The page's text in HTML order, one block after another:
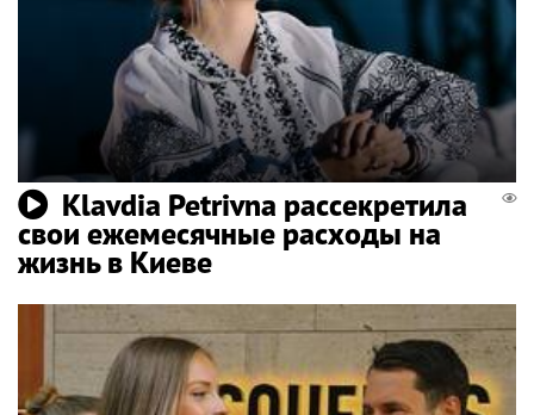
Klavdia Petrivna рассекретила
свои ежемесячные расходы на
жизнь в Киеве